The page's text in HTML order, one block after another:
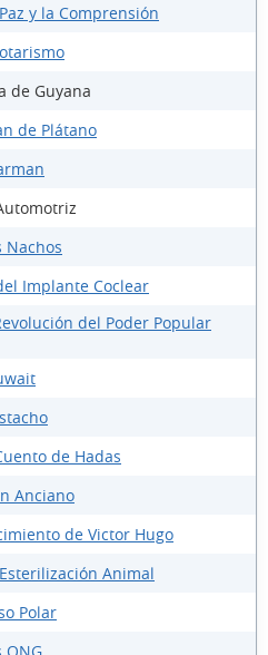
y la Comprensión
de Guyana
de Plátano
Nachos
Implante Coclear
del Poder Popular
de Hadas
Anciano
de Victor Hugo
Animal
Polar